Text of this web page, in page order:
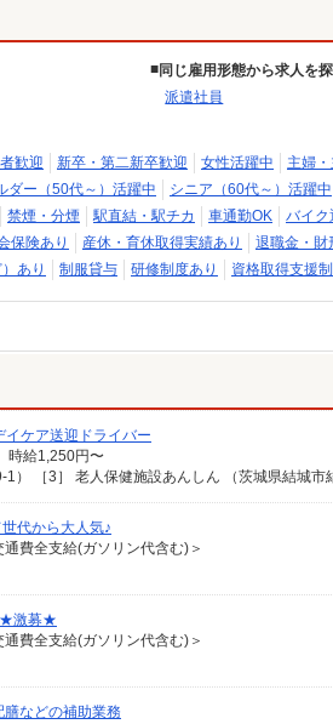
同じ雇用形態から求人を
派遣社員
歓迎 新卒・第二新卒歓迎 女性活躍中 主婦
ダー（50代～）活躍中 シニア（60代～）活躍中
禁煙・分煙 駅直結・駅チカ 車通勤OK バイク
保険あり 産休・育休取得実績あり
退職金・財
あり
制服貸与 研修制度あり 資格取得支援
イケア送迎ドライバー
時給1,250円〜
） ［3］ 老人保健施設あんしん （茨城県結城市
代から大人気♪
費全支給(ガソリン代含む)＞
激募★
費全支給(ガソリン代含む)＞
などの補助業務